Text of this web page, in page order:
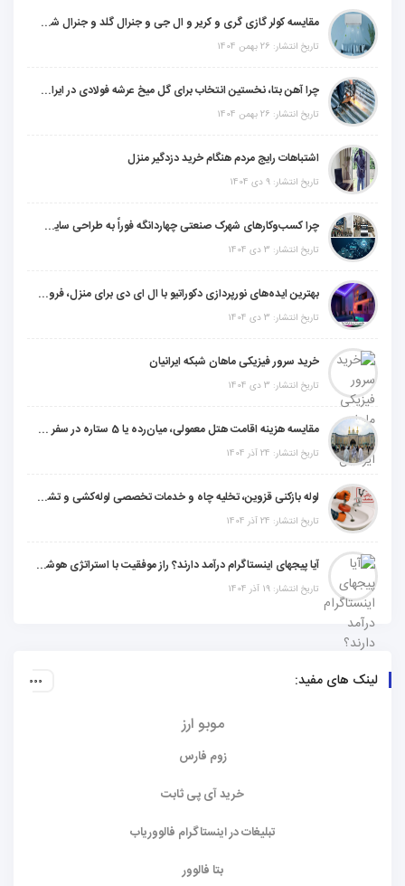
مقایسه کولر گازی گری و کریر و ال جی و جنرال گلد و جنرال شکار و سامسونگ و یونیوا
تاریخ انتشار: 26 بهمن 1404
چرا آهن بتا، نخستین انتخاب برای گل میخ عرشه فولادی در ایران است؟
تاریخ انتشار: 26 بهمن 1404
اشتباهات رایج مردم هنگام خرید دزدگیر منزل
تاریخ انتشار: 9 دی 1404
چرا کسب‌وکارهای شهرک صنعتی چهاردانگه فوراً به طراحی سایت نیاز دارند؟
تاریخ انتشار: 3 دی 1404
بهترین ایده‌های نورپردازی دکوراتیو با ال ای دی برای منزل، فروشگاه و دفتر کار
تاریخ انتشار: 3 دی 1404
خرید سرور فیزیکی ماهان شبکه ایرانیان
تاریخ انتشار: 3 دی 1404
مقایسه هزینه اقامت هتل معمولی، میان‌رده یا 5 ستاره در سفر زیارتی عراق
تاریخ انتشار: 24 آذر 1404
لوله بازکنی قزوین، تخلیه چاه و خدمات تخصصی لوله‌کشی و تشخیص ترکیدگی
تاریخ انتشار: 24 آذر 1404
آیا پیجهای اینستاگرام درآمد دارند؟ راز موفقیت با استراتژی هوشمندانه
تاریخ انتشار: 19 آذر 1404
لینک های مفید:
موبو ارز
زوم فارس
خرید آی پی ثابت
تبلیغات در اینستاگرام فالووریاب
بتا فالوور